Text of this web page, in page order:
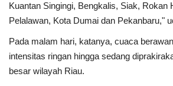
Kuantan Singingi, Bengkalis, Siak, Rokan
Pelalawan, Kota Dumai dan Pekanbaru,"
Pada malam hari, katanya, cuaca
intensitas ringan hingga sedang
besar wilayah Riau.